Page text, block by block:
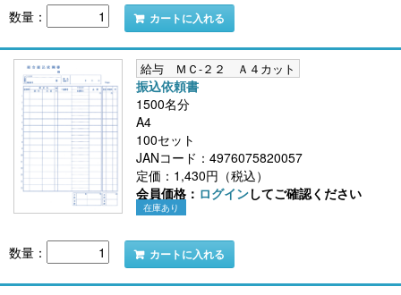
数量： カートに入れる
給与 ＭＣ-２２ Ａ４カット
振込依頼書
1500名分
A4
100セット
JANコード：4976075820057
定価：1,430円（税込）
会員価格： ログインしてご確認ください
在庫あり
数量： カートに入れる